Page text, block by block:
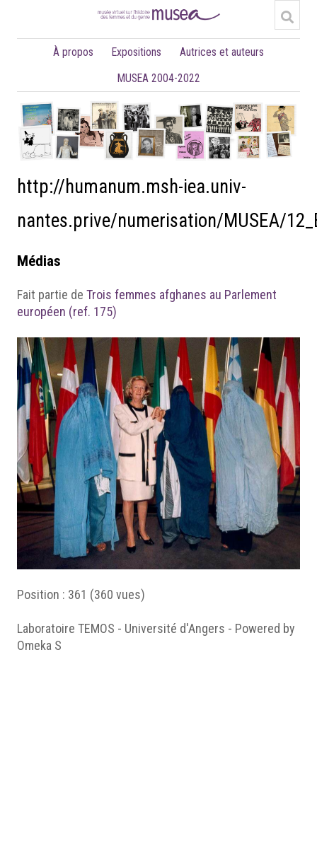
À propos Expositions
Autrices et auteurs
MUSEA 2004-2022
http://humanum.msh-iea.univ-
nantes.prive/numerisation/MUSEA/
Médias
Fait partie de Trois femmes afghanes au Parlement
européen (ref. 175)
Position : 361 (360 vues)
Laboratoire TEMOS - Université d'Angers - Powered by
Omeka S